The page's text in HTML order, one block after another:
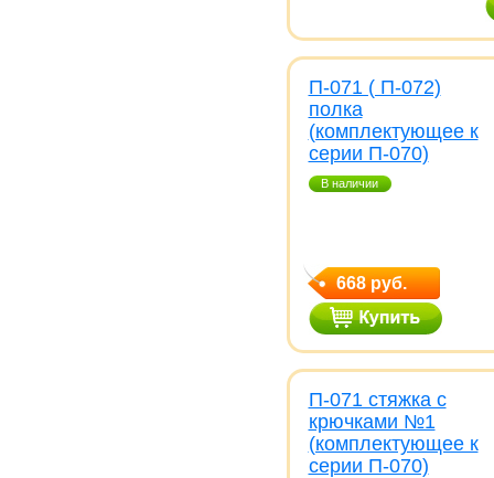
П-071 ( П-072)
полка
(комплектующее к
серии П-070)
В наличии
668 руб.
П-071 стяжка с
крючками №1
(комплектующее к
серии П-070)